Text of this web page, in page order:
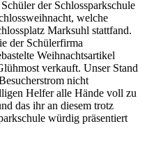
der Schlossparkschule
welche
Marksuhl stattfand.
der Schülerfirma
Weihnachtsartikel
verkauft. Unser Stand
nicht
Helfer alle Hände voll zu
das ihr an diesem trotz
würdig präsentiert